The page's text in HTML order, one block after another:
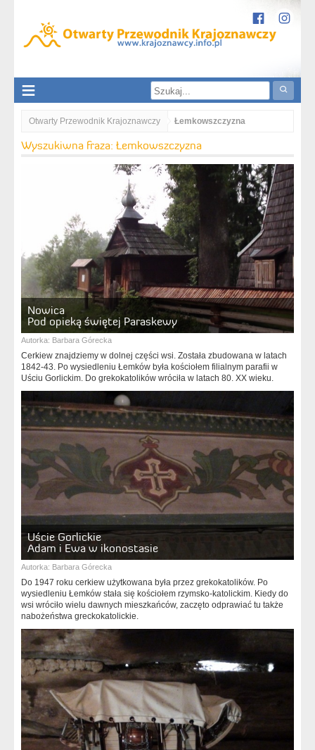
Otwarty Przewodnik Krajoznawczy Łemkowszczyzna
Wyszukiwna fraza: Łemkowszczyzna
Nowica
Pod opieką świętej Paraskewy
Autorka: Barbara Górecka
Cerkiew znajdziemy w dolnej części wsi. Została zbudowana w latach
1842-43. Po wysiedleniu Łemków była kościołem filialnym parafii w
Uściu Gorlickim. Do grekokatolików wróciła w latach 80. XX wieku.
Uście Gorlickie
Adam i Ewa w ikonostasie
Autorka: Barbara Górecka
Do 1947 roku cerkiew użytkowana była przez grekokatolików. Po
wysiedleniu Łemków stała się kościołem rzymsko-katolickim. Kiedy do
wsi wróciło wielu dawnych mieszkańców, zaczęto odprawiać tu także
nabożeństwa greckokatolickie.